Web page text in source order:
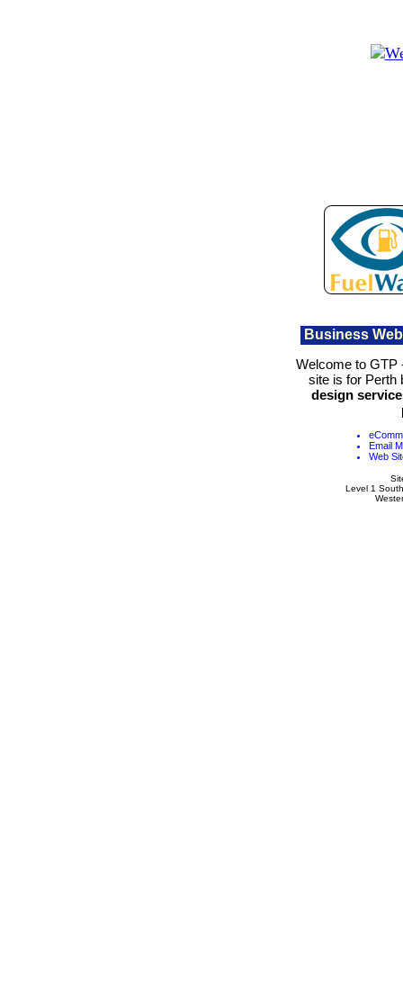
Business
Welcome to GTP
site is for Perth
design
Email
Web
Level 1